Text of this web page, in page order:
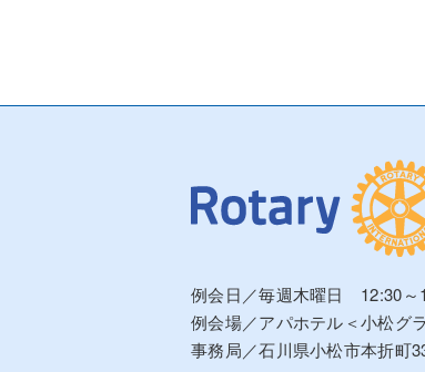
例会日／毎週木曜日 12:30～
例会場／アパホテル＜小松グ
事務局／石川県小松市本折町